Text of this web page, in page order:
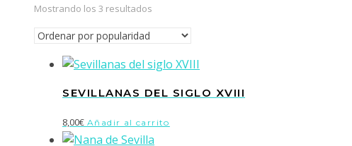
Mostrando los 3 resultados
SEVILLANAS DEL SIGLO XVIII
8,00€ Añadir al carrito